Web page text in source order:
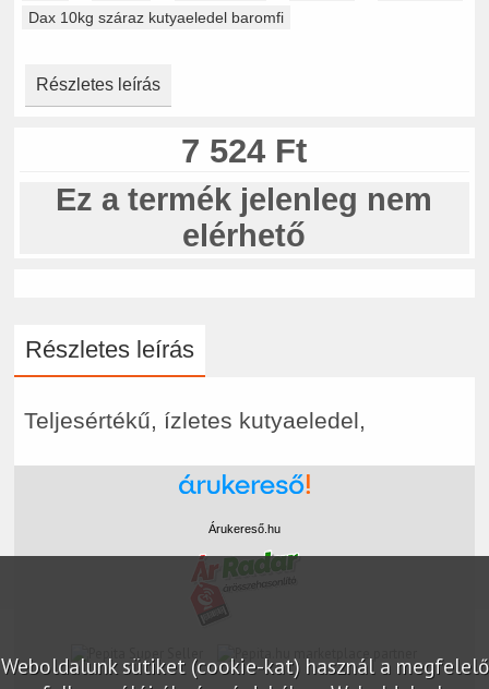
Dax 10kg száraz kutyaeledel baromfi
Részletes leírás
7 524 Ft
Ez a termék jelenleg nem
elérhető
Részletes leírás
Teljesértékű, ízletes kutyaeledel,
Weboldalunk sütiket (cookie-kat) használ a megfelelő
Árukereső.hu